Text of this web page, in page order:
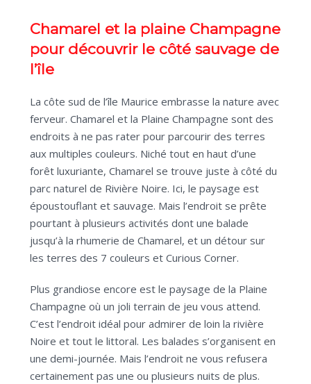
Chamarel et la plaine Champagne
pour découvrir le côté sauvage de
l’île
La côte sud de l’île Maurice embrasse la nature avec
ferveur. Chamarel et la Plaine Champagne sont des
endroits à ne pas rater pour parcourir des terres
aux multiples couleurs. Niché tout en haut d’une
forêt luxuriante, Chamarel se trouve juste à côté du
parc naturel de Rivière Noire. Ici, le paysage est
époustouflant et sauvage. Mais l’endroit se prête
pourtant à plusieurs activités dont une balade
jusqu’à la rhumerie de Chamarel, et un détour sur
les terres des 7 couleurs et Curious Corner.
Plus grandiose encore est le paysage de la Plaine
Champagne où un joli terrain de jeu vous attend.
C’est l’endroit idéal pour admirer de loin la rivière
Noire et tout le littoral. Les balades s’organisent en
une demi-journée. Mais l’endroit ne vous refusera
certainement pas une ou plusieurs nuits de plus.